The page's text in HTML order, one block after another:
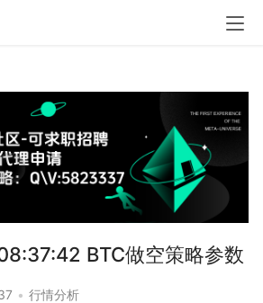
BTC做空策略参数
• 行情分析